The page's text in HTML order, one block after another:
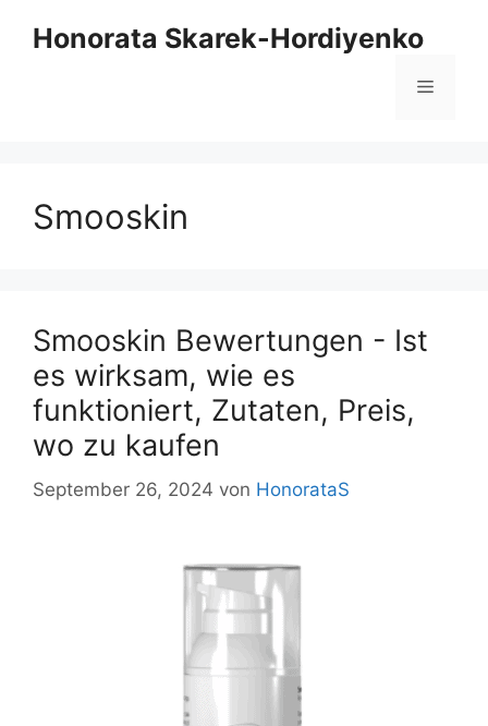
InhaltHonorata Skarek-Hordiyenko
Menü
Smooskin
Smooskin Bewertungen - Ist
es wirksam, wie es
funktioniert, Zutaten, Preis,
wo zu kaufen
September 26, 2024 von HonorataS